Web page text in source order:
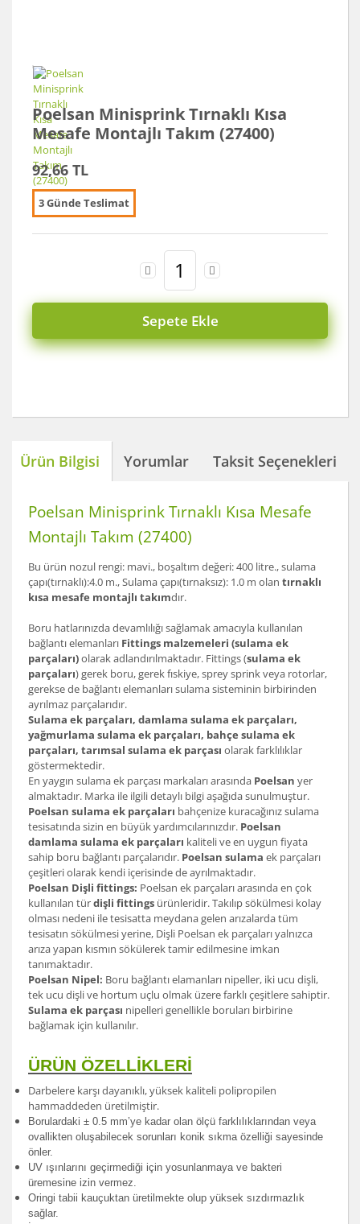
Poelsan Minisprink Tırnaklı Kısa
Mesafe Montajlı Takım (27400)
92,66 TL
3 Günde Teslimat
Sepete Ekle
Ürün Bilgisi Yorumlar Taksit Seçenekleri
Poelsan Minisprink Tırnaklı Kısa Mesafe
Montajlı Takım (27400)
Bu ürün nozul rengi: mavi., boşaltım değeri: 400 litre., sulama
çapı(tırnaklı):4.0 m., Sulama çapı(tırnaksız): 1.0 m olan tırnaklı
kısa mesafe montajlı takımdır.
Boru hatlarınızda devamlılığı sağlamak amacıyla kullanılan
bağlantı elemanları Fittings malzemeleri (sulama ek
parçaları)olarak adlandırılmaktadır. Fittings (sulama ek
parçaları) gerek boru, gerek fıskiye, sprey sprink veya rotorlar,
gerekse de bağlantı elemanları sulama sisteminin birbirinden
ayrılmaz parçalarıdır.
Sulama ek parçaları, damlama sulama ek parçaları,
yağmurlama sulama ek parçaları, bahçe sulama ek
parçaları, tarımsal sulama ek parçası olarak farklılıklar
göstermektedir.
En yaygın sulama ek parçası markaları arasında Poelsan yer
almaktadır. Marka ile ilgili detaylı bilgi aşağıda sunulmuştur.
Poelsan sulama ek parçaları bahçenize kuracağınız sulama
tesisatında sizin en büyük yardımcılarınızdır. Poelsan
damlama sulama ek parçaları kaliteli ve en uygun fiyata
sahip boru bağlantı parçalarıdır. Poelsan sulama ek parçaları
çeşitleri olarak kendi içerisinde de ayrılmaktadır.
Poelsan Dişli fittings: Poelsan ek parçaları arasında en çok
kullanılan türdişli fittings ürünleridir. Takılıp sökülmesi kolay
olması nedeni ile tesisatta meydana gelen arızalarda tüm
tesisatın sökülmesi yerine, Dişli Poelsan ek parçaları yalnızca
arıza yapan kısmın sökülerek tamir edilmesine imkan
tanımaktadır.
Poelsan Nipel: Boru bağlantı elamanları nipeller, iki ucu dişli,
tek ucu dişli ve hortum uçlu olmak üzere farklı çeşitlere sahiptir.
Sulama ek parçası nipelleri genellikle boruları birbirine
bağlamak için kullanılır.
ÜRÜN ÖZELLİKLERİ
Darbelere karşı dayanıklı, yüksek kaliteli polipropilen
hammaddeden üretilmiştir.
Borulardaki ± 0.5 mm’ye kadar olan ölçü farklılıklarından veya
ovallikten oluşabilecek sorunları konik sıkma özelliği sayesinde
önler.
UV ışınlarını geçirmediği için yosunlanmaya ve bakteri
üremesine izin vermez.
Oringi tabii kauçuktan üretilmekte olup yüksek sızdırmazlık
sağlar.